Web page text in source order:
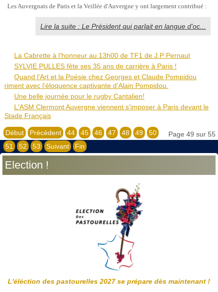
Les Auvergnats de Paris et la Veillée d'Auvergne y ont largement contribué :
Lire la suite : Le Président qui parlait en langue d'oc...
La Cabrette à l’honneur au 13h00 de TF1 de J.P Pernaut
SYLVIE PULLES fête ses 35 ans de carrière à Paris !
Quand l’Art et la Poésie chez Georges et Claude Pompidou
riment avec l’éloquence captivante d’Alain Pompidou.
Une belle journée pour le rugby Cantalien!
L'ASM Clermont Auvergne viennent s'imposer à Paris devant le
Stade Français
Page 49 sur 55
Début Précédent 44 45 46 47 48 49
50
51
52 53 Suivant Fin
Election !
L'éléction des pastourelles 2027 se prépare dès maintenant !